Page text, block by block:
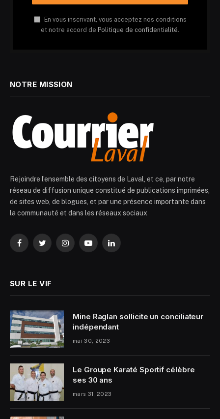
En vous inscrivant, vous acceptez nos conditions
et notre accord de Politique de confidentialité.
NOTRE MISSION
Rejoindre l’ensemble des citoyens de Laval, et ce, par notre
réseau de diffusion unique constitué de publications imprimées,
de sites web, de blogues, et par une présence importante dans
la communauté et dans les réseaux sociaux
FacebookTwitterInstagramYouTubeLinkedIn
SUR LE VIF
Mine Raglan sollicite un conciliateur
indépendant
mai 30, 2023
Le Groupe Karaté Sportif célèbre
ses 30 ans
mars 31, 2023